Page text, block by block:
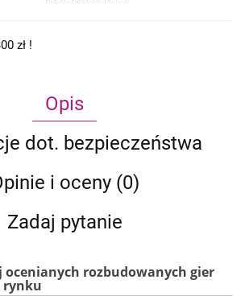
zł !
Opis
dot. bezpieczeństwa
i oceny (0)
Zadaj pytanie
ocenianych rozbudowanych gier
rynku